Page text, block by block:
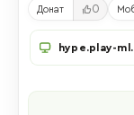
Донат 0
hype.play-